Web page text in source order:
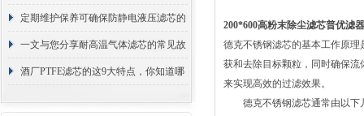
定期维护保养可确保防静电液压滤芯的
正常工作
一文与您分享耐高温气体滤芯的常见故
障相应解决方法
酒厂PTFE滤芯的这9大特点，你知道哪
200*600高粉末除尘滤芯普优滤
德克不锈钢滤芯的基本工作原
获和去除目标颗粒，同时确保
来实现高效的过滤效果。
德克不锈钢滤芯通常由以下